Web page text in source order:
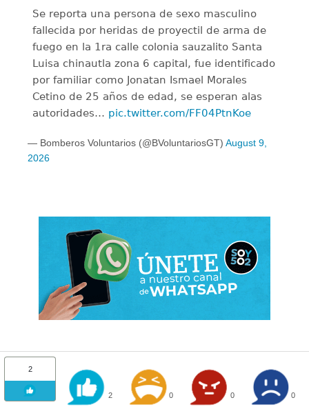
Se reporta una persona de sexo masculino
fallecida por heridas de proyectil de arma de
fuego en la 1ra calle colonia sauzalito Santa
Luisa chinautla zona 6 capital, fue identificado
por familiar como Jonatan Ismael Morales
Cetino de 25 años de edad, se esperan alas
autoridades… pic.twitter.com/FF04PtnKoe
— Bomberos Voluntarios (@BVoluntariosGT) August 9,
2026
2
2 0 0 0